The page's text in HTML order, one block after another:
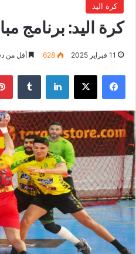
كرة اليد
كرة اليد: برنامج
11 فبراير 2025 628 أقل من
فيسبوك ‫X لينكدإن